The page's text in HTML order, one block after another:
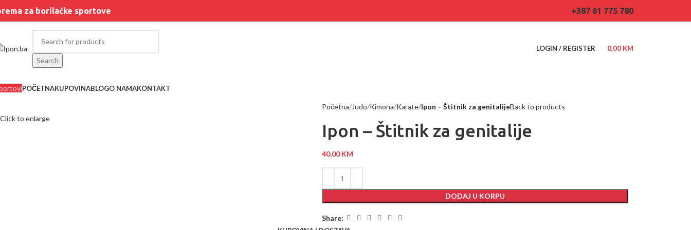
za borilačke sportove +387 61 775 780
Search
LOGIN / REGISTER 0,00 KM
POČETNAKUPOVINABLOGO NAMAKONTAKT
Click to enlarge
Početna Judo Kimona Karate Ipon – Štitnik za genitalijeBack to products
Ipon – Štitnik za genitalije
40,00KM
DODAJ U KORPU
Share: